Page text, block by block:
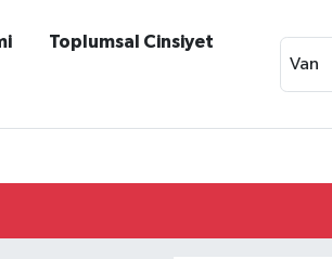
Toplumsal Cinsiyet
Van